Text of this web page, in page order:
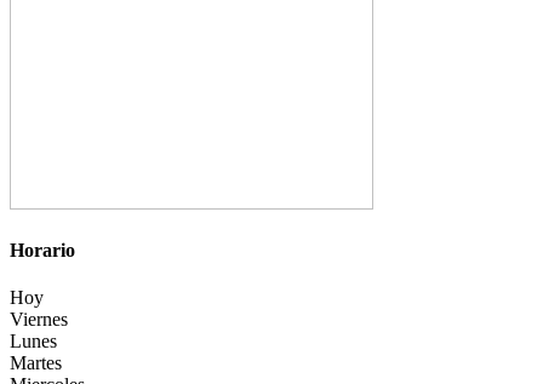
Horario
Hoy
Viernes
Lunes
Martes